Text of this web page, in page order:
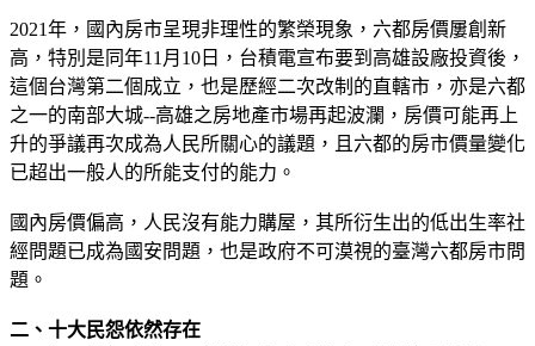
2021年，國內房市呈現非理性的繁榮現象，六都房價屢創新
高，特別是同年11月10日，台積電宣布要到高雄設廠投資後，
這個台灣第二個成立，也是歷經二次改制的直轄市，亦是六都
之一的南部大城--高雄之房地產市場再起波瀾，房價可能再上
升的爭議再次成為人民所關心的議題，且六都的房市價量變化
已超出一般人的所能支付的能力。
國內房價偏高，人民沒有能力購屋，其所衍生出的低出生率社
經問題已成為國安問題，也是政府不可漠視的臺灣六都房市問
題。
二、十大民怨依然存在